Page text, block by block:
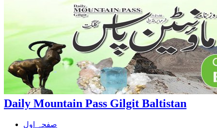
Daily Mountain Pass Gilgit Baltistan
صفحہ اول